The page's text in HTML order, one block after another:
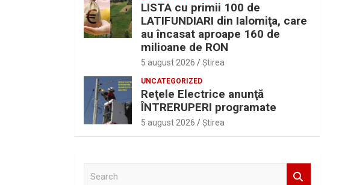
LISTA cu primii 100 de
LATIFUNDIARI din Ialomiţa, care
au încasat aproape 160 de
milioane de RON
5 august 2026 Ştirea
UNCATEGORIZED
Reţele Electrice anunţă
ÎNTRERUPERI programate
5 august 2026 Ştirea